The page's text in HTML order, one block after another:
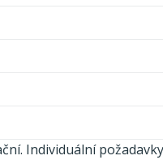
Individuální